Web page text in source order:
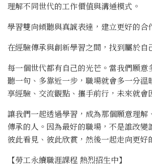
理解不同世代的工作價值與溝通模式。
學習雙向傾聽與真誠表達，建立更好的合
在經驗傳承與創新學習之間，找到屬於自
每一個世代都有自己的光芒。當我們願意
聽一句、多靠近一步，職場就會多一分溫
享經驗、交流觀點、攜手前行，未來就會
讓我們一起透過學習，成為那個願意理解
傳承的人。因為最好的職場，不是誰改變
彼此看見、彼此欣賞，然後一起走向更好
【勞工永續職涯課程 熱烈招生中】